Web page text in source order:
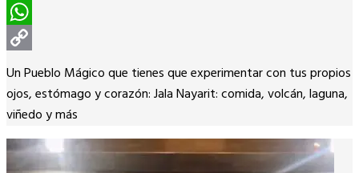
Pinterest
WhatsApp
Copy
Link
Un Pueblo Mágico que tienes que experimentar con tus propios
ojos, estómago y corazón: Jala Nayarit: comida, volcán, laguna,
viñedo y más